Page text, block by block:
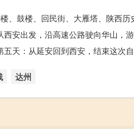
、鼓楼、回民街、大雁塔、陕西历
安出发，沿高速公路驶向华山，游
天：从延安回到西安，结束这次自
达州